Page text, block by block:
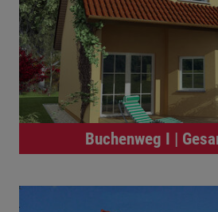
Buchenweg I |